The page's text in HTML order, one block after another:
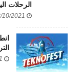
الرحلات